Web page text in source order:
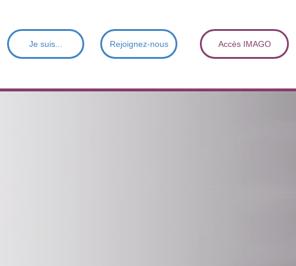
Je suis... Rejoignez-nous Accès IMAGO